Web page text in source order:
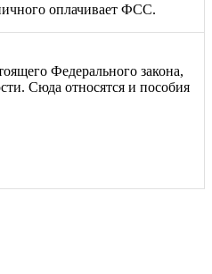
оплачивает ФСС.
Федерального закона,
Сюда относятся и пособия